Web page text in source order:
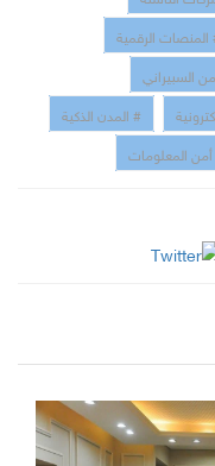
المنصات الرقمية
السبيراني
# المدن الذكية
المعلومات